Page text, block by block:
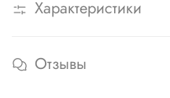
Характеристики
Отзывы